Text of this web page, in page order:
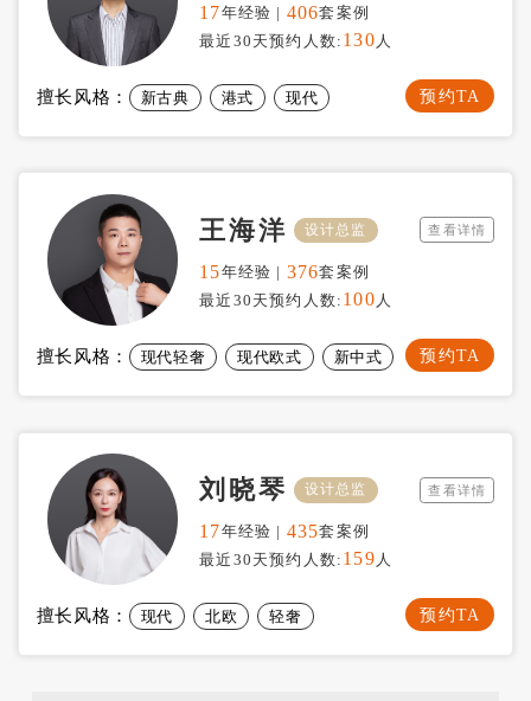
17年经验 | 406套案例
最近30天预约人数: 130 人
擅长风格： 新古典 港式 现代 预约TA
王海洋 设计总监
15年经验 | 376套案例
最近30天预约人数: 100 人
擅长风格： 现代轻奢 现代欧式 新中式
查看详情
预约TA
刘晓琴 设计总监
17年经验 | 435套案例
最近30天预约人数: 159 人
擅长风格： 现代 北欧 轻奢
查看详情
预约TA